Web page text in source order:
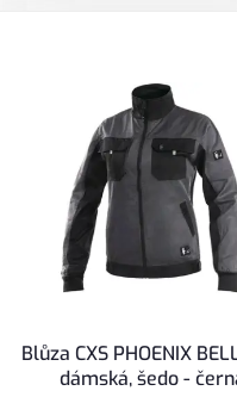
Blůza CXS PHOENIX
dámská, šedo -